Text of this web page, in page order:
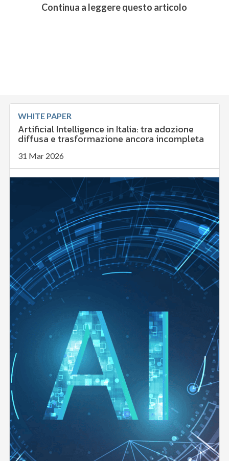
Continua a leggere questo articolo
WHITE PAPER
Artificial Intelligence in Italia: tra adozione
diffusa e trasformazione ancora incompleta
31 Mar 2026